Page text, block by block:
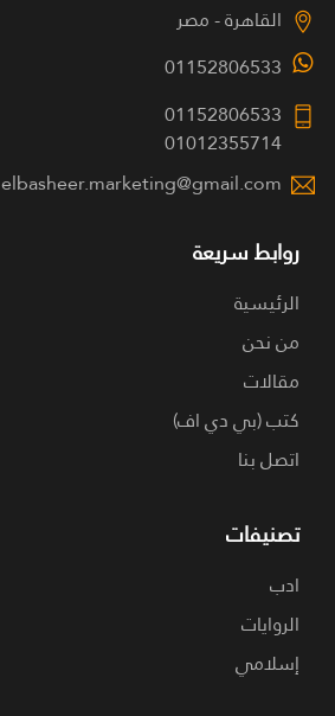
القاهرة - مصر
01152806533
01152806533
01012355714
elbasheer.marketing@gmail.com
روابط سريعة
الرئيسية
من نحن
مقالات
كتب (بي دي اف)
اتصل بنا
تصنيفات
ادب
الروايات
إسلامي